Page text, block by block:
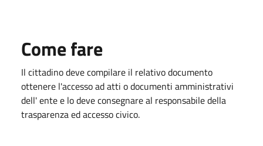
Come fare
Il cittadino deve compilare il relativo documento
ottenere l'accesso ad atti o documenti amministrativi
dell' ente e lo deve consegnare al responsabile della
trasparenza ed accesso civico.